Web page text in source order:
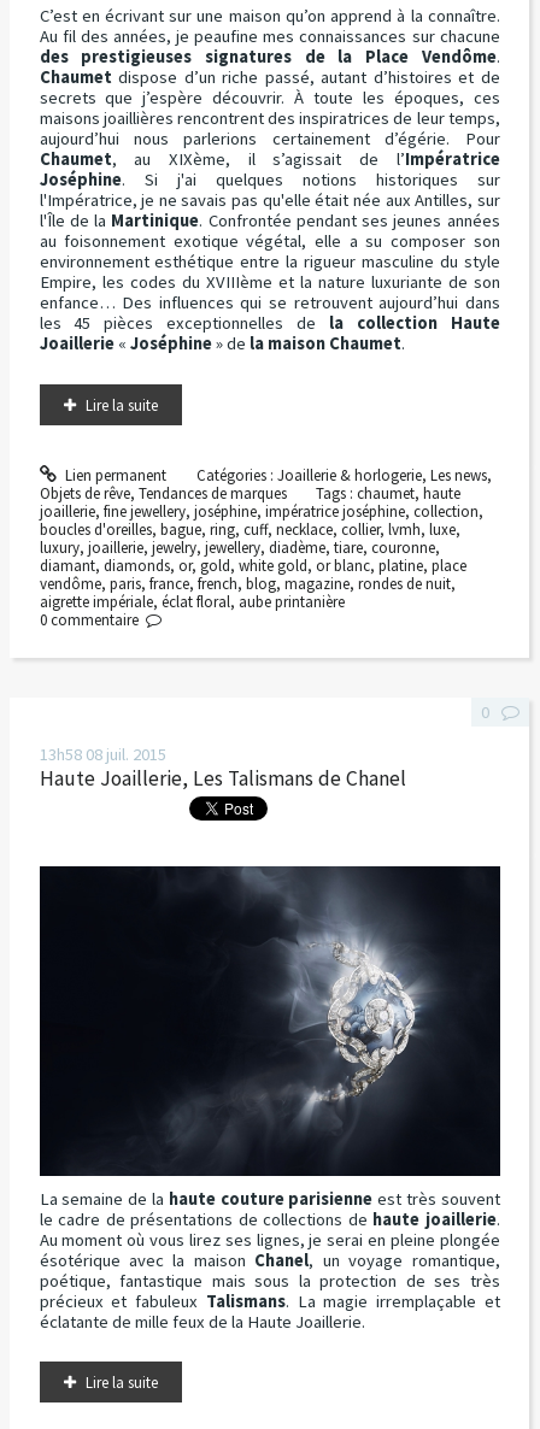
C’est en écrivant sur une maison qu’on apprend à la connaître.
Au fil des années, je peaufine mes connaissances sur chacune
des prestigieuses signatures de la Place Vendôme.
Chaumetdispose d’un riche passé, autant d’histoires et de
secrets que j’espère découvrir. À toute les époques, ces
maisons joaillières rencontrent des inspiratrices de leur temps,
aujourd’hui nous parlerions certainement d’égérie. Pour
Chaumet, au XIXème, il s’agissait de l’Impératrice
Joséphine. Si j'ai quelques notions historiques sur
l'Impératrice, je ne savais pas qu'elle était née aux Antilles, sur
l'Île de la Martinique. Confrontée pendant ses jeunes années
au foisonnement exotique végétal, elle a su composer son
environnement esthétique entre la rigueur masculine du style
Empire, les codes du XVIIIème et la nature luxuriante de son
enfance… Des influences qui se retrouvent aujourd’hui dans
les 45 pièces exceptionnelles de la collection Haute
Joaillerie« Joséphine» de la maison Chaumet.
Lire la suite
Lien permanent Catégories : Joaillerie & horlogerie, Les news,
Objets de rêve, Tendances de marques Tags :chaumet,haute
joaillerie, fine jewellery, joséphine, impératrice joséphine, collection,
boucles d'oreilles, bague, ring, cuff, necklace, collier, lvmh, luxe,
luxury, joaillerie, jewelry, jewellery, diadème, tiare, couronne,
diamant, diamonds, or, gold, white gold, or blanc, platine, place
vendôme, paris, france, french, blog, magazine, rondes de nuit,
aigrette impériale, éclat floral, aube printanière
0 commentaire
13h58 08 juil. 2015
Haute Joaillerie, Les Talismans de Chanel
La semaine de la haute couture parisienne est très souvent
le cadre de présentations de collections de haute joaillerie.
Au moment où vous lirez ses lignes, je serai en pleine plongée
ésotérique avec la maison Chanel, un voyage romantique,
poétique, fantastique mais sous la protection de ses très
précieux et fabuleux Talismans. La magie irremplaçable et
éclatante de mille feux de la Haute Joaillerie.
Lire la suite
0